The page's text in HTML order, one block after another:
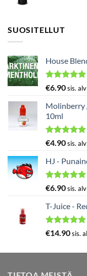
SUOSITELLUT
House
Arvostelu
5.00/ 5
€6.90sis. alv
Molinberry
10ml
Arvostelu
5.00
/ 5
€4.90sis. alv
HJ -
Arvostelu
5.00
/ 5
€6.90sis. alv
T-Juice -
Arvostelu
€14.90sis.